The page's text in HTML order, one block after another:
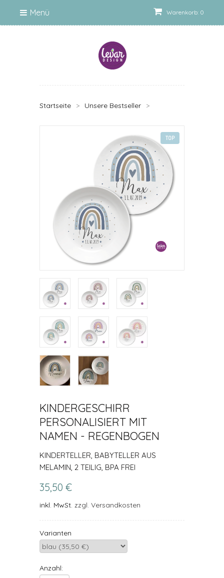
Warenkorb: 0
Menü
Startseite > Unsere Bestseller >
TOP
KINDERGESCHIRR
PERSONALISIERT MIT
NAMEN - REGENBOGEN
KINDERTELLER, BABYTELLER AUS
MELAMIN, 2 TEILIG, BPA FREI
35,50 €
inkl. MwSt. zzgl. Versandkosten
Varianten
Anzahl: